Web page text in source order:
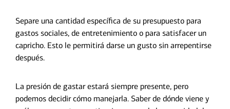
Separe una cantidad específica de su presupuesto para
gastos sociales, de entretenimiento o para satisfacer un
capricho. Esto le permitirá darse un gusto sin arrepentirse
después.
La presión de gastar estará siempre presente, pero
podemos decidir cómo manejarla. Saber de dónde viene y